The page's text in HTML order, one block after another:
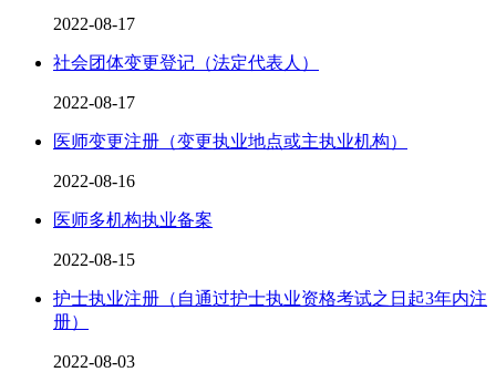
2022-08-17
社会团体变更登记（法定代表人）
2022-08-17
医师变更注册（变更执业地点或主执业机构）
2022-08-16
医师多机构执业备案
2022-08-15
护士执业注册（自通过护士执业资格考试之日起3年内注
册）
2022-08-03